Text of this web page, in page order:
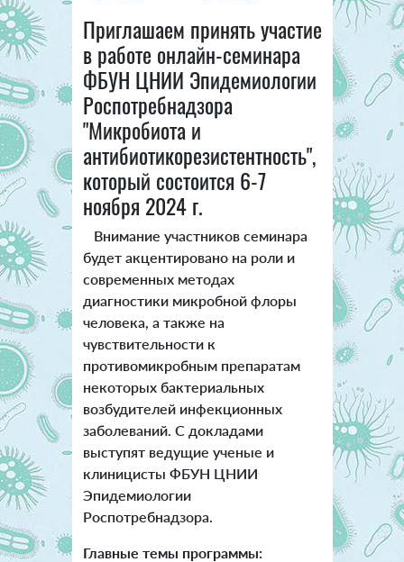
Приглашаем принять участие
в работе онлайн-семинара
ФБУН ЦНИИ Эпидемиологии
Роспотребнадзора
"Микробиота и
антибиотикорезистентность",
который состоится 6-7
ноября 2024 г.
Внимание участников семинара
будет акцентировано на роли и
современных методах
диагностики микробной флоры
человека, а также на
чувствительности к
противомикробным препаратам
некоторых бактериальных
возбудителей инфекционных
заболеваний. С докладами
выступят ведущие ученые и
клиницисты ФБУН ЦНИИ
Эпидемиологии
Роспотребнадзора.
Главные темы программы: